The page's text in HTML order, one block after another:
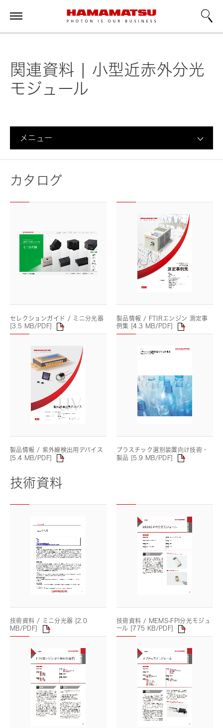
関連資料 | 小型近赤外分光
モジュール
メニュー
カタログ
セレクションガイド / ミニ分光器
[3.5 MB/PDF]
製品情報 / FTIRエンジン 測定事
例集 [4.3 MB/PDF]
製品情報 / 紫外線検出用デバイス
[5.4 MB/PDF]
プラスチック選別装置向け技術・
製品 [5.9 MB/PDF]
技術資料
技術資料 / ミニ分光器 [2.0
MB/PDF]
技術資料 / MEMS-FPI分光モジュ
ール [775 KB/PDF]